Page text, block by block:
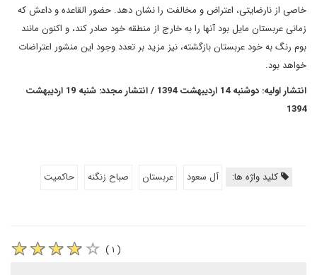
خاصی از نارضایتی، اعتراض و مخالفت را نشان دهد. حضور القاعده و داعش که
زمانی عربستان مایل بود آنها را به خارج از منطقه خود صادر کند، و اکنون مانند
بوم رنگ به خود عربستان بازگشته، نیز مزید بر تعدد وجود این منشور اعتراضات
خواهد بود.
انتشار اولیه: دوشنبه 14 اردیبهشت 1394 / انتشار مجدد: شنبه 19 اردیبهشت
1394
کلید واژه ها: آل سعود عربستان صباح زنگنه حاکمیت
( ۱ )